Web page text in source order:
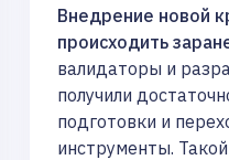
Внедрение новой
происходить
валидаторы и
получили
подготовки и
инструменты.